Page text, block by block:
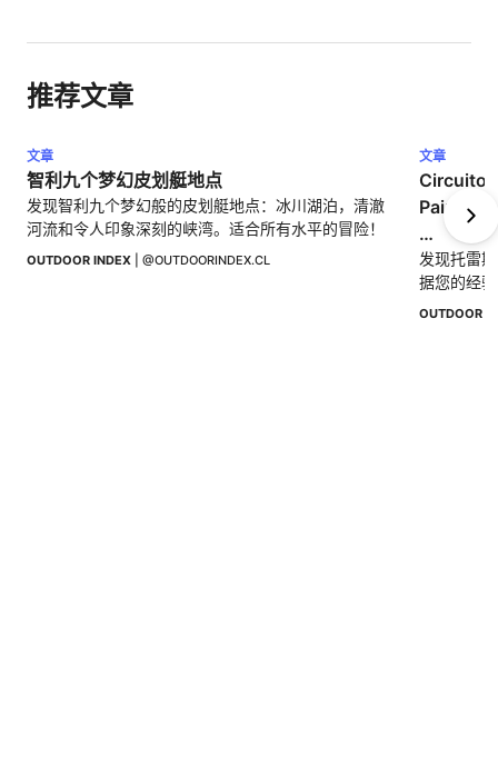
推荐文章
文章
智利九个梦幻皮划艇地点
发现智利九个梦幻般的皮划艇地点：冰川湖泊，清澈
河流和令人印象深刻的峡湾。适合所有水平的冒险！
OUTDOOR INDEX @OUTDOORINDEX.CL
文章
Circuito
Paine:
托雷斯德
择哪一个
发现托雷
据您的经
线。
OUTDOOR